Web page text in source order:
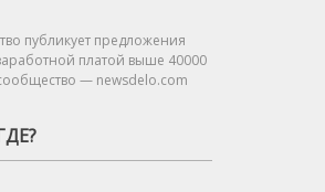
публикует предложения
платой выше 40000
— newsdelo.com